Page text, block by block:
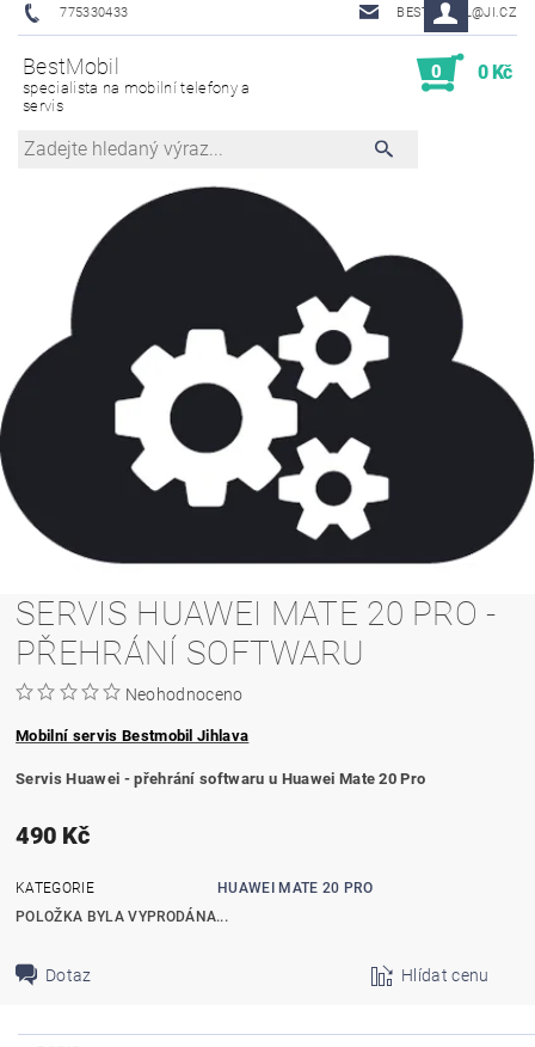
775330433 BESTMOBIL@JI.CZ
BestMobil
specialista na mobilní telefony a
servis
0 0 Kč
SERVIS HUAWEI MATE 20 PRO -
PŘEHRÁNÍ SOFTWARU
Neohodnoceno
Mobilní servis Bestmobil Jihlava
Servis Huawei - přehrání softwaru u Huawei Mate 20 Pro
490 Kč
KATEGORIE
HUAWEI MATE 20 PRO
POLOŽKA BYLA VYPRODÁNA...
Dotaz Hlídat cenu